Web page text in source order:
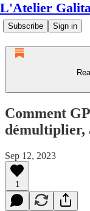
L'Atelier
Subscribe Sign in
Comment
démultiplier,
Sep 12, 2023
1